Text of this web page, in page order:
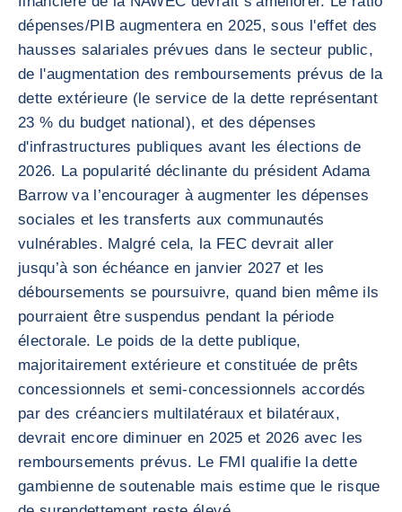
dépenses/PIB augmentera en 2025, sous l'effet des
hausses salariales prévues dans le secteur public,
de l'augmentation des remboursements prévus de la
dette extérieure (le service de la dette représentant
23 % du budget national), et des dépenses
d'infrastructures publiques avant les élections de
2026. La popularité déclinante du président Adama
Barrow va l’encourager à augmenter les dépenses
sociales et les transferts aux communautés
vulnérables. Malgré cela, la FEC devrait aller
jusqu’à son échéance en janvier 2027 et les
déboursements se poursuivre, quand bien même ils
pourraient être suspendus pendant la période
électorale. Le poids de la dette publique,
majoritairement extérieure et constituée de prêts
concessionnels et semi-concessionnels accordés
par des créanciers multilatéraux et bilatéraux,
devrait encore diminuer en 2025 et 2026 avec les
remboursements prévus. Le FMI qualifie la dette
gambienne de soutenable mais estime que le risque